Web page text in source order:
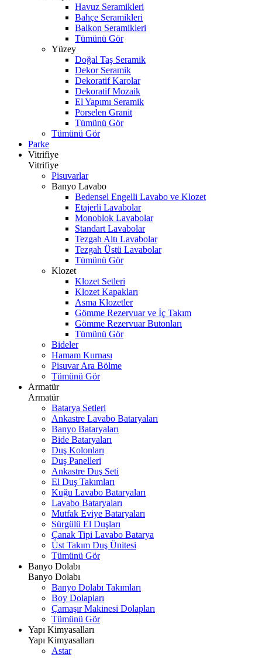
Havuz Seramikleri
Bahçe Seramikleri
Balkon Seramikleri
Tümünü Gör
Yüzey
Doğal Taş Seramik
Dekor Seramik
Dekoratif Karolar
Dekoratif Mozaik
El Yapımı Seramik
Porselen Granit
Tümünü Gör
Tümünü Gör
Parke
Vitrifiye
Vitrifiye
Pisuvarlar
Banyo Lavabo
Bedensel Engelli Lavabo ve Klozet
Etajerli Lavabolar
Monoblok Lavabolar
Standart Lavabolar
Tezgah Altı Lavabolar
Tezgah Üstü Lavabolar
Tümünü Gör
Klozet
Klozet Setleri
Klozet Kapakları
Asma Klozetler
Gömme Rezervuar ve İç Takım
Gömme Rezervuar Butonları
Tümünü Gör
Bideler
Hamam Kurnası
Pisuvar Ara Bölme
Tümünü Gör
Armatür
Armatür
Batarya Setleri
Ankastre Lavabo Bataryaları
Banyo Bataryaları
Bide Bataryaları
Duş Kolonları
Duş Panelleri
Ankastre Duş Seti
El Duş Takımları
Kuğu Lavabo Bataryaları
Lavabo Bataryaları
Mutfak Eviye Bataryaları
Sürgülü El Duşları
Çanak Tipi Lavabo Batarya
Üst Takım Duş Ünitesi
Tümünü Gör
Banyo Dolabı
Banyo Dolabı
Banyo Dolabı Takımları
Boy Dolapları
Çamaşır Makinesi Dolapları
Tümünü Gör
Yapı Kimyasalları
Yapı Kimyasalları
Astar